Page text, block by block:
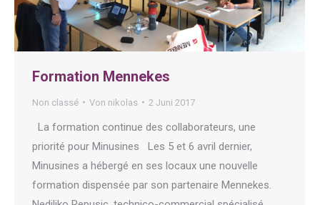
Formation Mennekes
Non classé Von nikolas 2 Juni 2017
La formation continue des collaborateurs, une
priorité pour Minusines Les 5 et 6 avril dernier,
Minusines a hébergé en ses locaux une nouvelle
formation dispensée par son partenaire Mennekes.